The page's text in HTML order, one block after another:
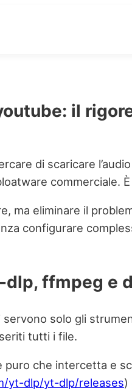
il
di scaricare
ma eliminare il
configurare
ffmpeg e
servono solo gli
tutti i file.
che intercetta e
yt-dlp/yt-dlp/releases)